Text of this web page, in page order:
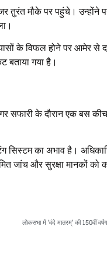
तुरंत मौके पर पहुंचे। उन्होंने
के विफल होने पर आमेर से
बताया गया है।
सफारी के दौरान एक बस
सिस्टम का अभाव है।
जांच और सुरक्षा मानकों को
लोकसभा में ‘वंदे मातरम्’ की 150वीं